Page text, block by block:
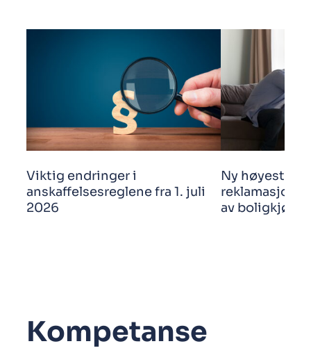
Viktig endringer i
anskaffelsesreglene fra 1. juli
2026
Ny
av boligkjøp
Kompetanse